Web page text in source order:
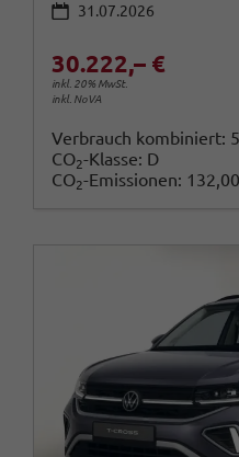
31.07.2026
30.222,– €
inkl. 20% MwSt.
inkl. NoVA
Verbrauch kombiniert:
CO2-Klasse: D
CO2-Emissionen: